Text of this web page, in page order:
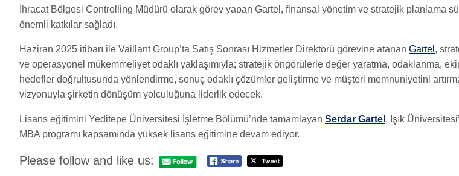
İhracat Bölgesi Controlling Müdürü olarak görev yapan Gartel, finansal yönetim ve stratejik planlama
önemli katkılar sağladı.
Haziran 2025 itibarı ile Vaillant Group’ta Satış Sonrası Hizmetler Direktörü görevine atanan Gartel ,
ve operasyonel mükemmeliyet odaklı yaklaşımıyla; stratejik öngörülerle değer yaratma, odaklanma,
hedefler doğrultusunda yönlendirme, sonuç odaklı çözümler geliştirme ve müşteri memnuniyetini
vizyonuyla şirketin dönüşüm yolculuğuna liderlik edecek.
Lisans eğitimini Yeditepe Üniversitesi İşletme Bölümü’nde tamamlayan Serdar Gartel , Işık
MBA programı kapsamında yüksek lisans eğitimine devam ediyor.
Please follow and like us: